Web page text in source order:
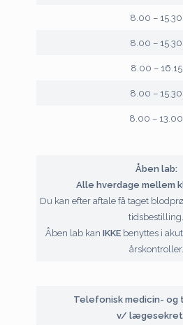
8.00 – 15.30
8.00 – 15.30
8.00 – 16.15
8.00 – 15.30
8.00 – 13.00
Åben lab:
Alle hverdage mellem
Du kan efter aftale få taget
tidsbestilling.
Åben lab kan IKKEbenyttes i
årskontroller.
Telefonisk medicin- og
v/